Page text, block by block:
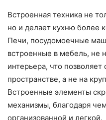
Встроенная техника не
но и делает кухню более
Печи, посудомоечные
встроенные в мебель,
интерьера, что
пространстве, а не на
Встроенные элементы
механизмы, благодаря
организованной и легкой.